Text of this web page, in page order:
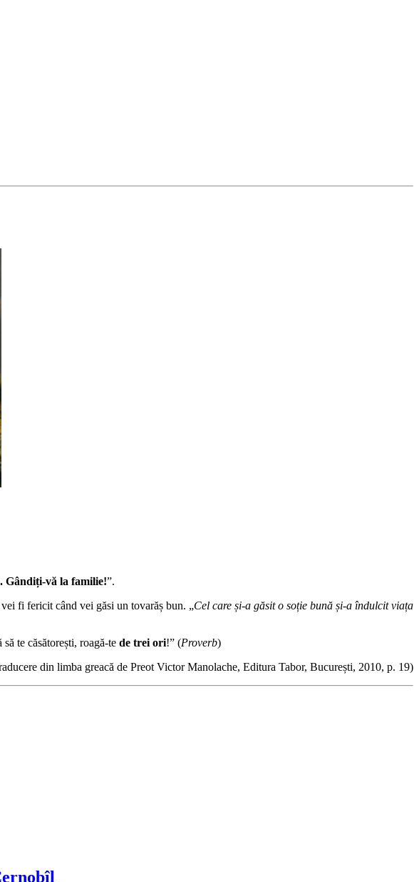
Gândiți-vă la familie!”.
fi fericit când vei găsi un tovarăș bun. „Cel care și-a găsit o soție bună și-a îndulcit viața
să te căsătorești, roagă-te de trei ori!” (Proverb)
din limba greacă de Preot Victor Manolache, Editura Tabor, București, 2010, p. 19)